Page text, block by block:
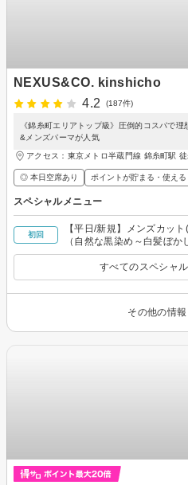
NEXUS&CO. kinshicho
4.2
(187件)
《錦糸町エリアトップ級》圧倒的コスパで
&メンズパーマが人気
アクセス：東京メトロ半蔵門線 錦糸町駅
◎ 本日空席あり ポイントが貯まる・使える
スペシャルメニュー
初回
【平日/新規】メンズカッ
（自然な黒染め～白髪ぼか
すべてのスペシャ
その他の情